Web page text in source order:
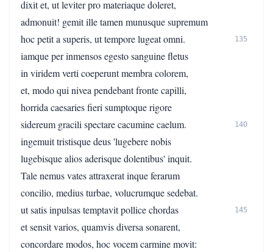
dixit et, ut leviter pro materiaque doleret,
admonuit! gemit ille tamen munusque supremum
hoc petit a superis, ut tempore lugeat omni.
135
iamque per inmensos egesto sanguine fletus
in viridem verti coeperunt membra colorem,
et, modo qui nivea pendebant fronte capilli,
horrida caesaries fieri sumptoque rigore
sidereum gracili spectare cacumine caelum.
140
ingemuit tristisque deus 'lugebere nobis
lugebisque alios aderisque dolentibus' inquit.
Tale nemus vates attraxerat inque ferarum
concilio, medius turbae, volucrumque sedebat.
ut satis inpulsas temptavit pollice chordas
145
et sensit varios, quamvis diversa sonarent,
concordare modos, hoc vocem carmine movit: